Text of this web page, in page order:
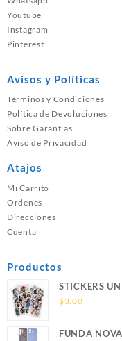
Youtube
Instagram
Pinterest
Avisos y Políticas
Términos y Condiciones
Política de Devoluciones
Sobre Garantías
Aviso de Privacidad
Atajos
Mi Carrito
Ordenes
Direcciones
Cuenta
Productos
STICKERS
$3.00
FUNDA